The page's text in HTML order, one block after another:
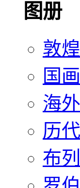
图册
敦
国
海
历
布